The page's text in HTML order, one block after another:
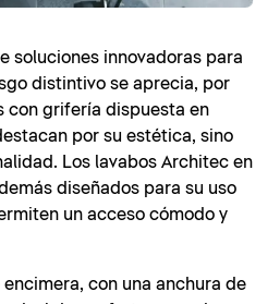
soluciones innovadoras para
distintivo se aprecia, por
con grifería dispuesta en
por su estética, sino
Los lavabos Architec en
diseñados para su uso
un acceso cómodo y
con una anchura de